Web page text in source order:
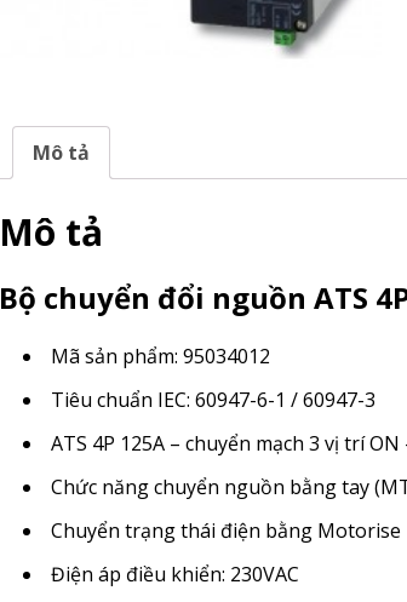
Mô tả
Mô tả
Bộ chuyển đổi nguồn ATS
Mã sản phẩm: 95034012
Tiêu chuẩn IEC: 60947-6-1 / 60947-3
ATS 4P 125A – chuyển mạch 3 vị trí ON
Chức năng chuyển nguồn bằng tay
Chuyển trạng thái điện bằng Motorise
Điện áp điều khiển: 230VAC